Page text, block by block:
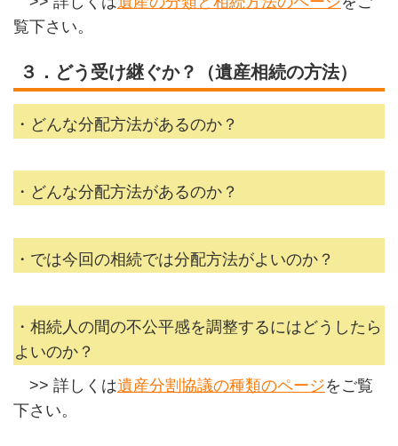
覧下さい。
３．どう受け継ぐか？（遺産相続の方法）
・どんな分配方法があるのか？
・どんな分配方法があるのか？
・では今回の相続では分配方法がよいのか？
・相続人の間の不公平感を調整するにはどうしたら
よいのか？
>> 詳しくは遺産分割協議の種類のページをご覧
下さい。